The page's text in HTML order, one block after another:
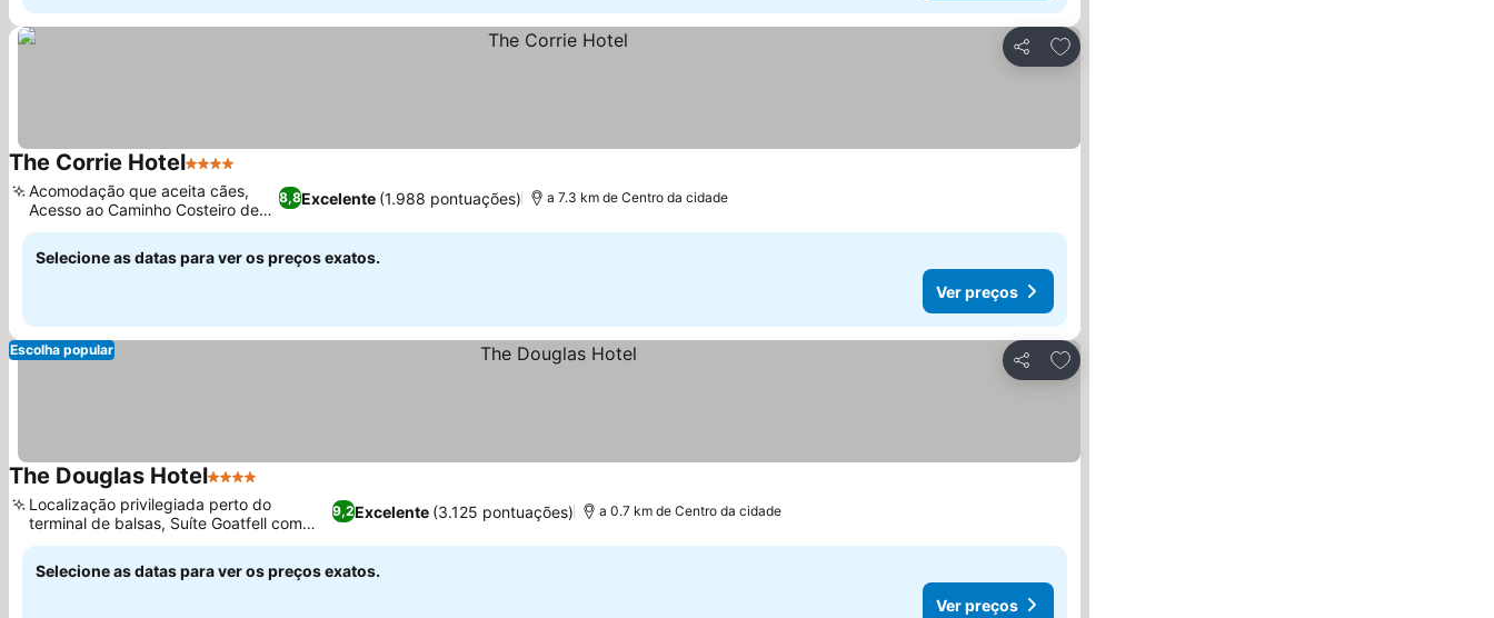
Partilhar
Adicionar aos favoritos
The Corrie Hotel4 Estrelas
8,8Excelente (1.988 pontuações)
Acomodação que aceita cães,
Acesso ao Caminho Costeiro de
Arran
a 7.3 km de Centro da cidade
Selecione as datas para ver os preços exatos.
Ver preços
Partilhar
Adicionar aos favoritos
Escolha popular
The Douglas Hotel4 Estrelas
9,2Excelente (3.125 pontuações)
Localização privilegiada perto do
terminal de balsas, Suíte Goatfell com
vistas panorâmicas
a 0.7 km de Centro da cidade
Selecione as datas para ver os preços exatos.
Ver preços